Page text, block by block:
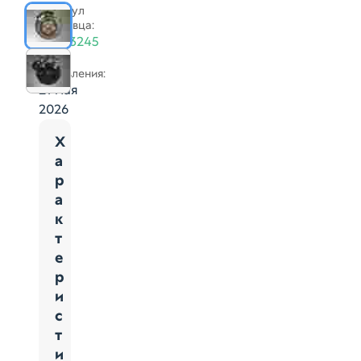
Артикул
продавца:
94603245
Дата
добавления:
21 мая
2026
Х
а
р
а
к
т
е
р
и
с
т
и